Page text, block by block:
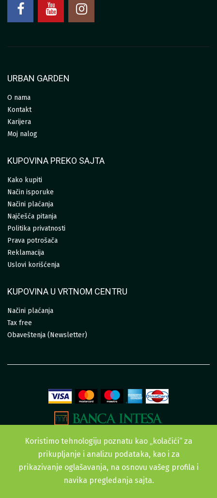
URBAN GARDEN
O nama
Kontakt
Karijera
Moj nalog
KUPOVINA PREKO SAJTA
Kako kupiti
Način isporuke
Načini plaćanja
Najčešća pitanja
Politika privatnosti
Prava potrošača
Reklamacija
Uslovi korišćenja
KUPOVINA U VRTNOM CENTRU
Načini plaćanja
Tax free
Obaveštenja (Newsletter)
Koristimo tehnologiju poznatu kao „kolačići“ za
prikupljanje i analizu podataka, kao i za
prikazivanje oglašavanja, na osnovu vašeg profila i
navika pregledanja sajta.